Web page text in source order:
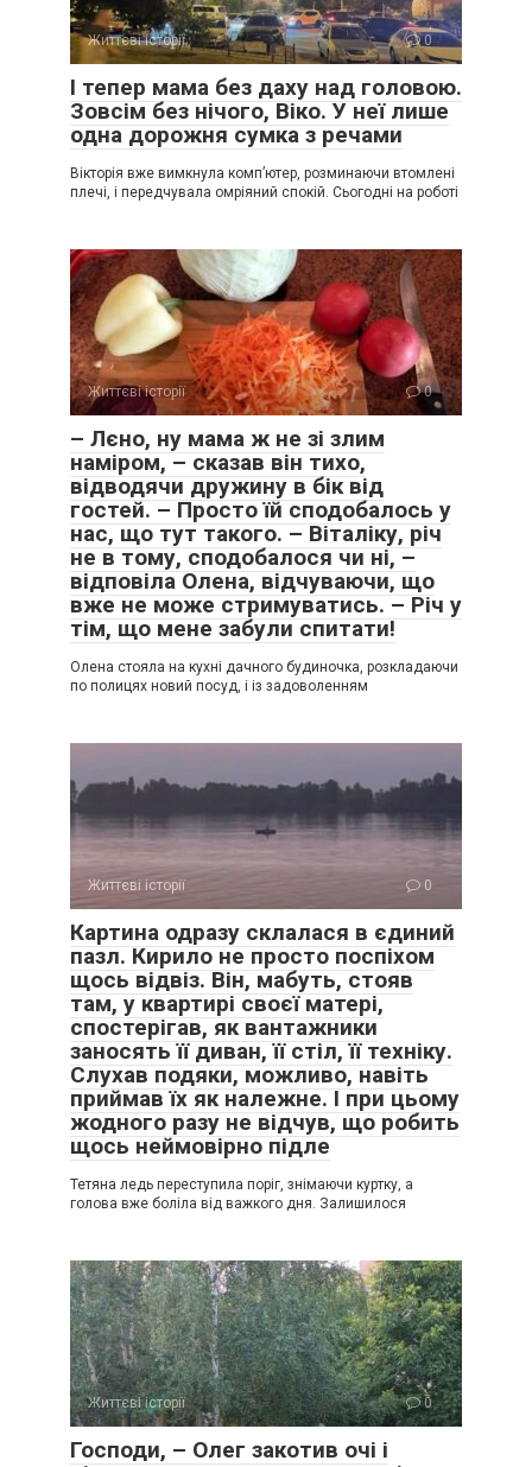
Життєві історії 0
І тепер мама без даху над головою.
Зовсім без нічого, Віко. У неї лише
одна дорожня сумка з речами
Вікторія вже вимкнула комп’ютер, розминаючи втомлені
плечі, і передчувала омріяний спокій. Сьогодні на роботі
Життєві історії 0
– Лєно, ну мама ж не зі злим
наміром, – сказав він тихо,
відводячи дружину в бік від
гостей. – Просто їй сподобалось у
нас, що тут такого. – Віталіку, річ
не в тому, сподобалося чи ні, –
відповіла Олена, відчуваючи, що
вже не може стримуватись. – Річ у
тім, що мене забули спитати!
Олена стояла на кухні дачного будиночка, розкладаючи
по полицях новий посуд, і із задоволенням
Життєві історії 0
Картина одразу склалася в єдиний
пазл. Кирило не просто поспіхом
щось відвіз. Він, мабуть, стояв
там, у квартирі своєї матері,
спостерігав, як вантажники
заносять її диван, її стіл, її техніку.
Слухав подяки, можливо, навіть
приймав їх як належне. І при цьому
жодного разу не відчув, що робить
щось неймовірно підле
Тетяна ледь переступила поріг, знімаючи куртку, а
голова вже боліла від важкого дня. Залишилося
Життєві історії 0
Господи, – Олег закотив очі і